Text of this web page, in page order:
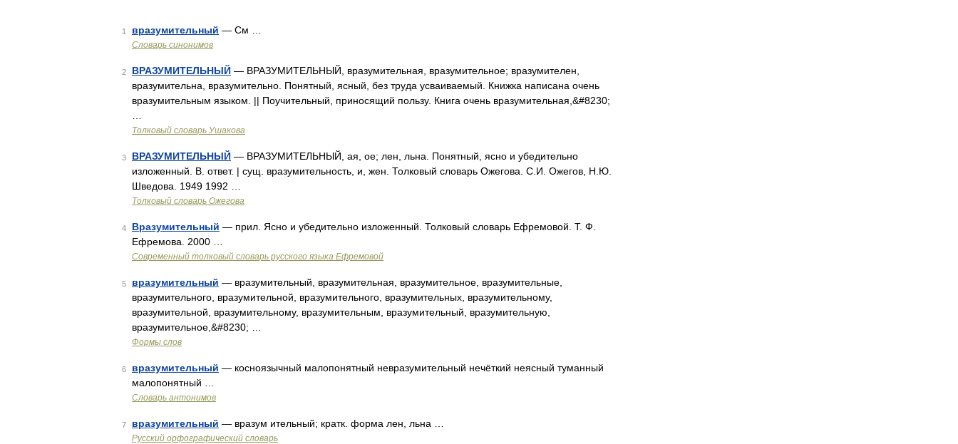
1 вразумительный — См …
Словарь синонимов
2 ВРАЗУМИТЕЛЬНЫЙ — ВРАЗУМИТЕЛЬНЫЙ, вразумительная, вразумительное; вразумителен,
вразумительна, вразумительно. Понятный, ясный, без труда усваиваемый. Книжка написана очень
вразумительным языком. || Поучительный, приносящий пользу. Книга очень вразумительная,&#8230;
Толковый словарь Ушакова
3 ВРАЗУМИТЕЛЬНЫЙ — ВРАЗУМИТЕЛЬНЫЙ, ая, ое; лен, льна. Понятный, ясно и убедительно
изложенный. В. ответ. | сущ. вразумительность, и, жен. Толковый словарь Ожегова. С.И. Ожегов, Н.Ю.
Шведова. 1949 1992 …
Толковый словарь Ожегова
4 Вразумительный — прил. Ясно и убедительно изложенный. Толковый словарь Ефремовой. Т. Ф.
Ефремова. 2000 …
Современный толковый словарь русского языка Ефремовой
5 вразумительный — вразумительный, вразумительная, вразумительное, вразумительные,
вразумительного, вразумительной, вразумительного, вразумительных, вразумительному,
вразумительной, вразумительному, вразумительным, вразумительный, вразумительную,
вразумительное,&#8230; …
Формы слов
6 вразумительный — косноязычный малопонятный невразумительный нечёткий неясный туманный
малопонятный …
Словарь антонимов
7 вразумительный — вразум ительный; кратк. форма лен, льна …
Русский орфографический словарь